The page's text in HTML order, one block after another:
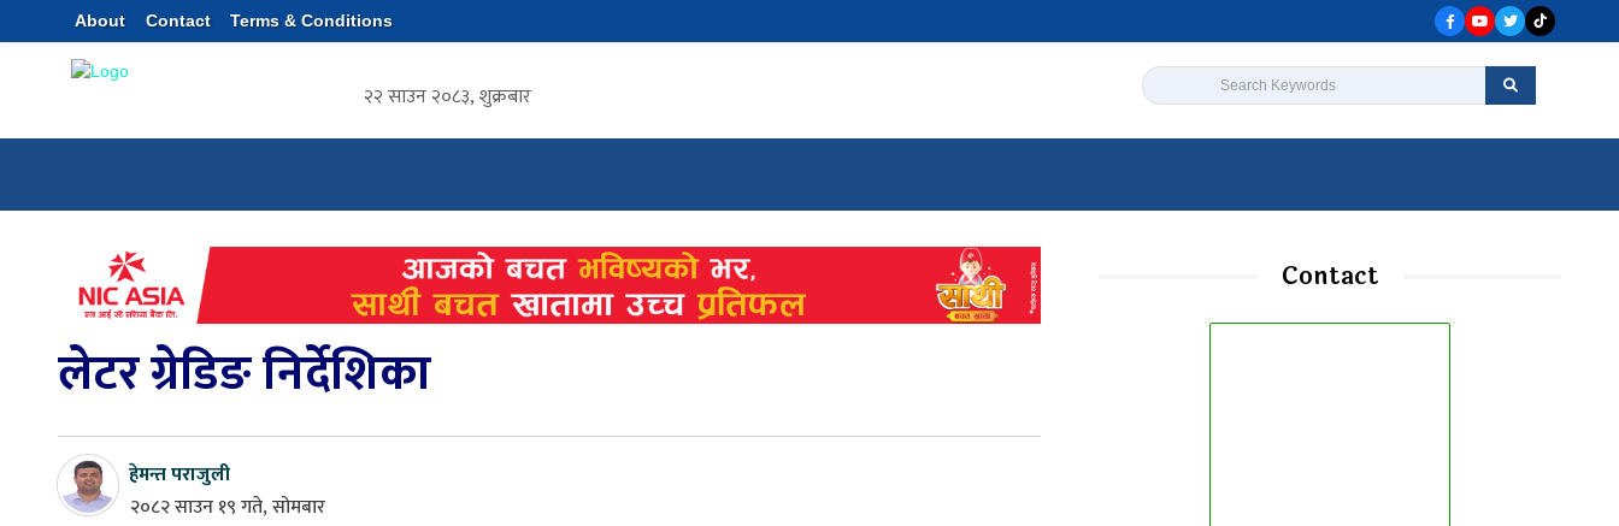
About Contact Terms & Conditions
२२ साउन २०८३, शुक्रबार Search Keywords
लेटर ग्रेडिङ निर्देशिका
हेमन्त पराजुली
२०८२ साउन १९ गते, सोमबार
Contact